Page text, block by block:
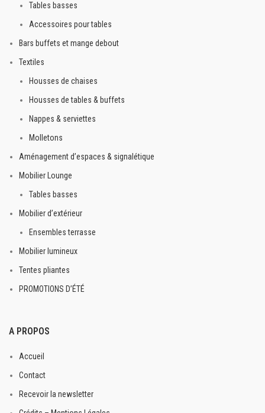
Tables basses
Accessoires pour tables
Bars buffets et mange debout
Textiles
Housses de chaises
Housses de tables & buffets
Nappes & serviettes
Molletons
Aménagement d’espaces & signalétique
Mobilier Lounge
Tables basses
Mobilier d’extérieur
Ensembles terrasse
Mobilier lumineux
Tentes pliantes
PROMOTIONS D’ÉTÉ
A PROPOS
Accueil
Contact
Recevoir la newsletter